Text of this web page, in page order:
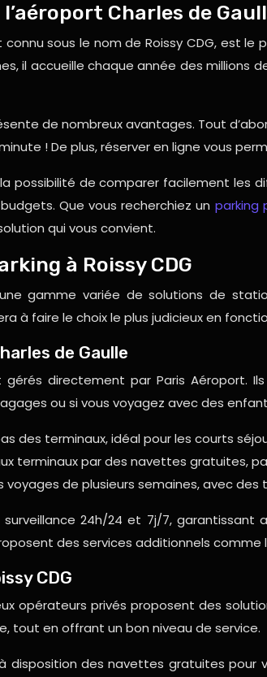
Charles de
sous le nom de Roissy CDG, est
il accueille chaque année des
de nombreux avantages. Tout
! De plus, réserver en ligne vous
possibilité de comparer facilement les
Que vous recherchiez un parking
qui vous convient.
à Roissy CDG
gamme variée de solutions de
à faire le choix le plus judicieux en
de Gaulle
gérés directement par Paris Aéroport.
ou si vous voyagez avec des
des terminaux, idéal pour les courts
terminaux par des navettes gratuites,
voyages de plusieurs semaines, avec des
surveillance 24h/24 et 7j/7,
des services additionnels comme
CDG
opérateurs privés proposent des
tout en offrant un bon niveau de service.
des navettes gratuites pour